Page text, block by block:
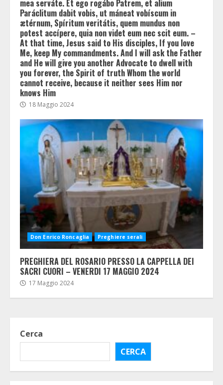
mea serváte. Et ego rogábo Patrem, et alium
Paráclitum dabit vobis, ut máneat vobíscum in
ætérnum, Spíritum veritátis, quem mundus non
potest accípere, quia non videt eum nec scit eum. –
At that time, Jesus said to His disciples, If you love
Me, keep My commandments. And I will ask the Father
and He will give you another Advocate to dwell with
you forever, the Spirit of truth Whom the world
cannot receive, because it neither sees Him nor
knows Him
18 Maggio 2024
Don Enrico Roncaglia Preghiere serali
PREGHIERA DEL ROSARIO PRESSO LA CAPPELLA DEI
SACRI CUORI – VENERDI 17 MAGGIO 2024
17 Maggio 2024
Cerca
CERCA